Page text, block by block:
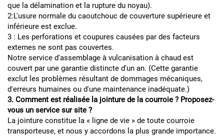
que la délamination et la rupture du noyau).
2:L'usure normale du caoutchouc de couverture supérieure et
inférieure est exclue.
3 : Les perforations et coupures causées par des facteurs
externes ne sont pas couvertes.
Notre service d'assemblage à vulcanisation à chaud est
couvert par une garantie distincte d'un an. (Cette garantie
exclut les problèmes résultant de dommages mécaniques,
d'erreurs humaines ou d'une maintenance inadéquate.)
3. Comment est réalisée la jointure de la courroie ? Proposez-
vous un service sur site ?
La jointure constitue la « ligne de vie » de toute courroie
transporteuse, et nous y accordons la plus grande importance.